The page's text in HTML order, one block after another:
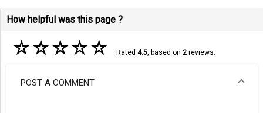
How helpful was this page ?
☆☆☆☆☆ Rated 4.5, based on 2reviews.
POST A COMMENT